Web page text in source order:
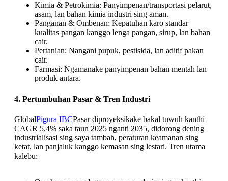
Kimia & Petrokimia: Panyimpenan/transportasi pelarut,
asam, lan bahan kimia industri sing aman.
Panganan & Ombenan: Kepatuhan karo standar
kualitas pangan kanggo lenga pangan, sirup, lan bahan
cair.
Pertanian: Nangani pupuk, pestisida, lan aditif pakan
cair.
Farmasi: Ngamanake panyimpenan bahan mentah lan
produk antara.
4. Pertumbuhan Pasar & Tren Industri
GlobalPigura IBCPasar diproyeksikake bakal tuwuh kanthi
CAGR 5,4% saka taun 2025 nganti 2035, didorong dening
industrialisasi sing saya tambah, peraturan keamanan sing
ketat, lan panjaluk kanggo kemasan sing lestari. Tren utama
kalebu: